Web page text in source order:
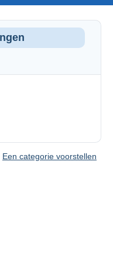
Een categorie voorstellen